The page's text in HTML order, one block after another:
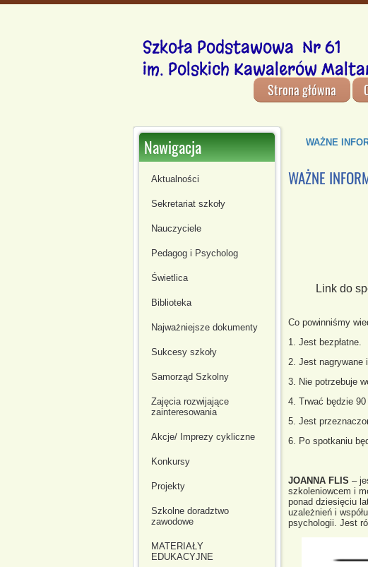
Szkoła Podstawowa Nr 61
im. Polskich Kawalerów
Strona główna
Nawigacja
Aktualności
Sekretariat szkoły
Nauczyciele
Pedagog i Psycholog
Świetlica
Biblioteka
Najważniejsze dokumenty
Sukcesy szkoły
Samorząd Szkolny
Zajęcia rozwijające
zainteresowania
Akcje/ Imprezy cykliczne
Konkursy
Projekty
Szkolne doradztwo
zawodowe
MATERIAŁY
EDUKACYJNE
WAŻNE
WAŻNE
Link do
Co powinniśmy
1. Jest bezpłatne.
2. Jest nagrywane
3. Nie potrzebuje
4. Trwać będzie
5. Jest
6. Po spotkaniu
JOANNA FLIS –
szkoleniowcem i
ponad dziesięciu
uzależnień i
psychologii. Jest